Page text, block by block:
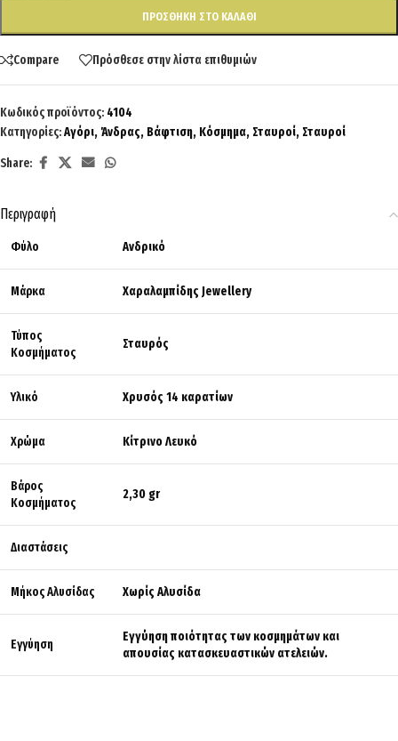
ΠΡΟΣΘΉΚΗ ΣΤΟ ΚΑΛΆΘΙ
Compare Πρόσθεσε στην λίστα επιθυμιών
Κωδικός προϊόντος: 4104
Κατηγορίες:Αγόρι, Άνδρας, Βάφτιση, Κόσμημα, Σταυροί, Σταυροί
Share:
Περιγραφή
Φύλο Ανδρικό
Μάρκα Χαραλαμπίδης Jewellery
Τύπος
Κοσμήματος
Σταυρός
Υλικό Χρυσός 14 καρατίων
Χρώμα Κίτρινο Λευκό
Βάρος
Κοσμήματος
2,30 gr
Διαστάσεις
Μήκος Αλυσίδας Χωρίς Αλυσίδα
Εγγύηση
Εγγύηση ποιότητας των κοσμημάτων και
απουσίας κατασκευαστικών ατελειών.